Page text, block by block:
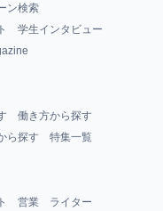
ン検索
学生インタビュー
働き方から探す
ら探す 特集一覧
営業
ライター